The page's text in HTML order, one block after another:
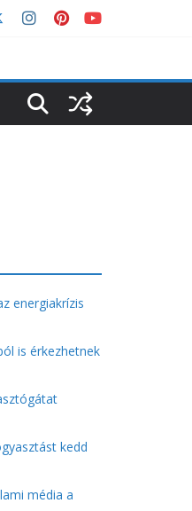
energiakrízis
is érkezhetnek
kedd
média a